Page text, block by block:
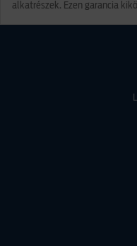
alkatrészek. Ezen garancia